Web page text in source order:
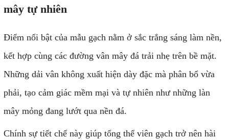
mây tự nhiên
Điểm nổi bật của mẫu gạch nằm ở sắc trắng sáng làm nền,
kết hợp cùng các đường vân mây đá trải nhẹ trên bề mặt.
Những dải vân không xuất hiện dày đặc mà phân bổ vừa
phải, tạo cảm giác mềm mại và tự nhiên như những làn
mây mỏng đang lướt qua nền đá.
Chính sự tiết chế này giúp tổng thể viên gạch trở nên hài